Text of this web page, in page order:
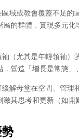
域或教會覆蓋不足的
的群體，實現多元化
（尤其是年輕領袖）
營造「增長是常態」
解母堂在空間、管理
其思考和更新（如